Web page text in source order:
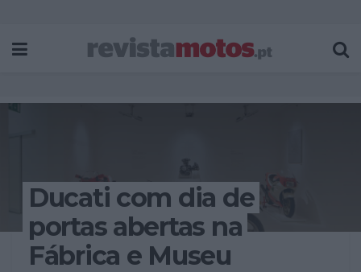
Ducati com dia de
portas abertas na
Fábrica e Museu